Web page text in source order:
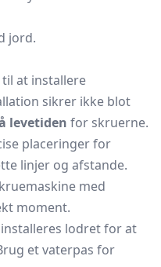
jord.
at installere
sikrer ikke blot
levetiden for skruerne.
placeringer for
linjer og afstande.
med
moment.
lodret for at
et vaterpas for